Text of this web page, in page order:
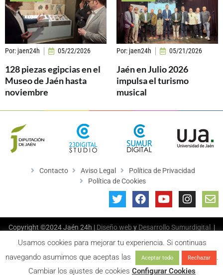
Por: jaen24h 05/22/2026
128 piezas egipcias en el
Museo de Jaén hasta
noviembre
Por: jaen24h 05/21/2026
Jaén en Julio 2026
impulsa el turismo
musical
Contacto Aviso Legal
Política de Privacidad
Política de Cookies
Copyright ©2024 Jaén 24h | Diseño weby Desarrollo Sumurdigital
|
Usamos cookies para mejorar tu experiencia. Si continuas
navegando asumimos que aceptas las
Aceptar todo Rechazar
.
Cambiar los ajustes de cookies Configurar Cookies